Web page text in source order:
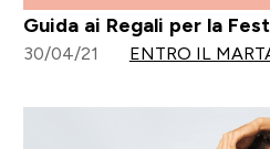
Guida ai Regali per la
30/04/21 ENTRO IL